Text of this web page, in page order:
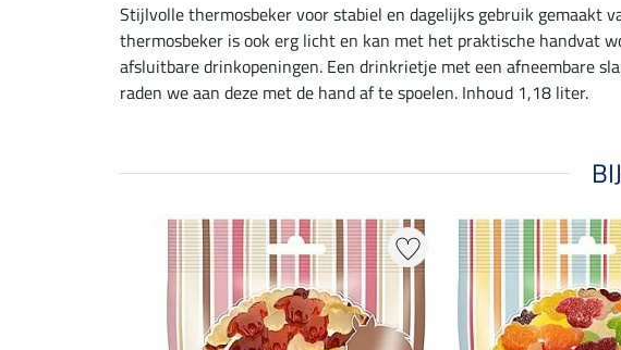
Stijlvolle thermosbeker voor stabiel en dagelijks gebruik gemaakt
thermosbeker is ook erg licht en kan met het praktische handvat
afsluitbare drinkopeningen. Een drinkrietje met een afneembare
raden we aan deze met de hand af te spoelen. Inhoud 1,18 liter.